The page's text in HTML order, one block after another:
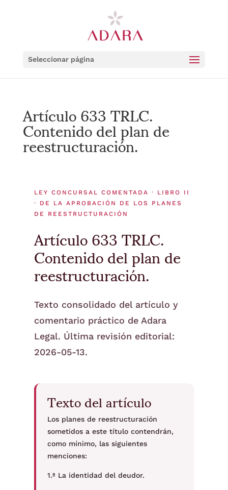
Seleccionar página
Artículo 633 TRLC.
Contenido del plan de
reestructuración.
LEY CONCURSAL COMENTADA · LIBRO II
· DE LA APROBACIÓN DE LOS PLANES
DE REESTRUCTURACIÓN
Artículo 633 TRLC.
Contenido del plan de
reestructuración.
Texto consolidado del artículo y
comentario práctico de Adara
Legal. Última revisión editorial:
2026-05-13.
Texto del artículo
Los planes de reestructuración
sometidos a este título contendrán,
como mínimo, las siguientes
menciones:
1.ª La identidad del deudor.